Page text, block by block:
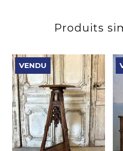
Produits
VENDU